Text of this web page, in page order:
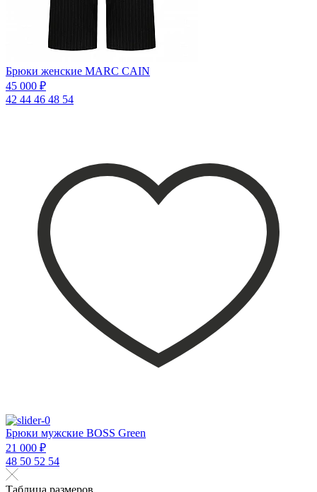
Брюки женские MARC CAIN
45 000 ₽
42 44 46 48 54
Брюки мужские BOSS Green
21 000 ₽
48 50 52 54